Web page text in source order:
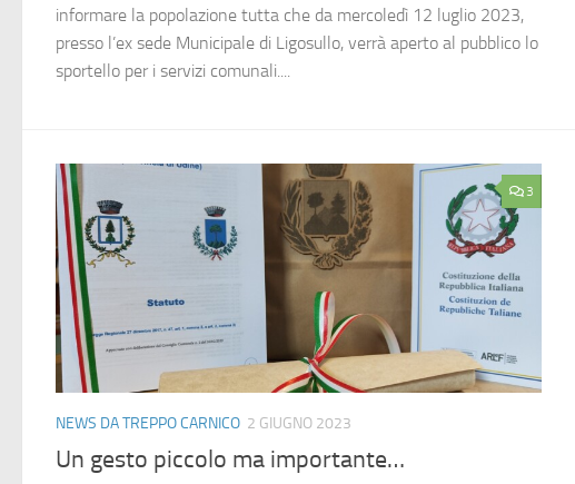
informare la popolazione tutta che da mercoledì 12 luglio 2023,
presso l’ex sede Municipale di Ligosullo, verrà aperto al pubblico lo
sportello per i servizi comunali....
3
NEWS DA TREPPO CARNICO 2 GIUGNO 2023
Un gesto piccolo ma importante…